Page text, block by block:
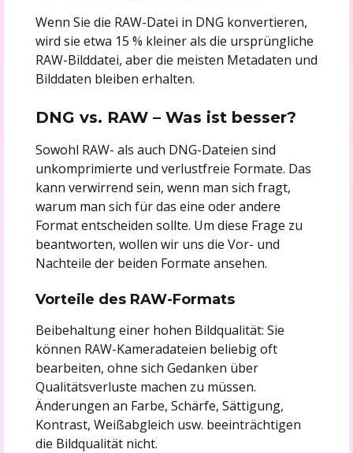
Wenn Sie die RAW-Datei in DNG konvertieren,
wird sie etwa 15 % kleiner als die ursprüngliche
RAW-Bilddatei, aber die meisten Metadaten und
Bilddaten bleiben erhalten.
DNG vs. RAW – Was ist besser?
Sowohl RAW- als auch DNG-Dateien sind
unkomprimierte und verlustfreie Formate. Das
kann verwirrend sein, wenn man sich fragt,
warum man sich für das eine oder andere
Format entscheiden sollte. Um diese Frage zu
beantworten, wollen wir uns die Vor- und
Nachteile der beiden Formate ansehen.
Vorteile des RAW-Formats
Beibehaltung einer hohen Bildqualität: Sie
können RAW-Kameradateien beliebig oft
bearbeiten, ohne sich Gedanken über
Qualitätsverluste machen zu müssen.
Änderungen an Farbe, Schärfe, Sättigung,
Kontrast, Weißabgleich usw. beeinträchtigen
die Bildqualität nicht.